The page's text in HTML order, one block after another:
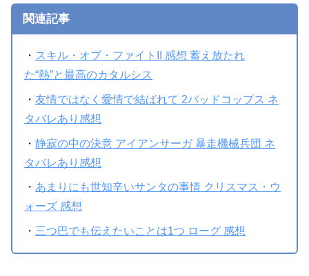
関連記事
・ スキル・オブ・ファイトII 感想 蓄え放たれ
た“熱”と最高のカタルシス
・友情ではなく愛情で結ばれて 2バッドコップス ネ
タバレあり感想
・静寂の中の決意 アイアンサーガ 暴走機械兵団 ネ
タバレあり感想
・ あまりにも世知辛いサンタの事情 クリスマス・ウ
ォーズ 感想
・ 三つ巴でも伝えたいことは1つ ローグ 感想